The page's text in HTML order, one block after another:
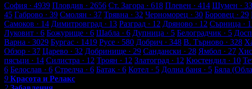
София · 4939 Пловдив · 2656 Ст. Загора · 618 Плевен · 414 Шумен ·
45 Габрово · 39 Смолян · 37 Трявна · 32 Черноморец · 30 Боровец · 29
Самоков · 14 Димитровград · 13 Разград · 12 Дряново · 12 Сърница ·
Луковит · 6 Божурище · 6 Шабла · 6 Дупница · 5 Белоградчик · 5
Варна · 3029 Бургас · 1419 Русе · 580 Добрич · 348 В. Търново · 328
Обзор · 37 Царево · 32 Добринище · 29 Сандански · 28 Ямбол · 27
пясъци · 14 Силистра · 12 Троян · 12 Златоград · 12 Кюстендил · 10
6 Белослав · 6 Стрелча · 6 Батак · 6 Котел · 5 Долна баня · 5 Бяла
9 Красота и Релакс